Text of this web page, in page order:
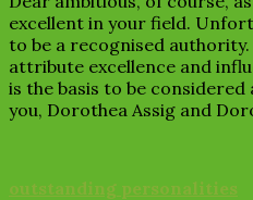
excellent in your field.
to be a recognised
attribute excellence and
is the basis to be
you, Dorothea Assig and
outstanding personalities